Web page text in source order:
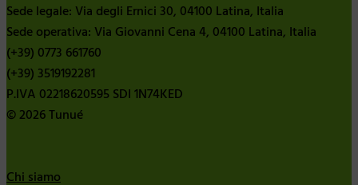
Sede legale: Via degli Ernici 30, 04100 Latina, Italia
Sede operativa: Via Giovanni Cena 4, 04100 Latina, Italia
(+39) 0773 661760
(+39) 3519192281
P.IVA 02218620595 SDI 1N74KED
© 2026 Tunué
Chi siamo